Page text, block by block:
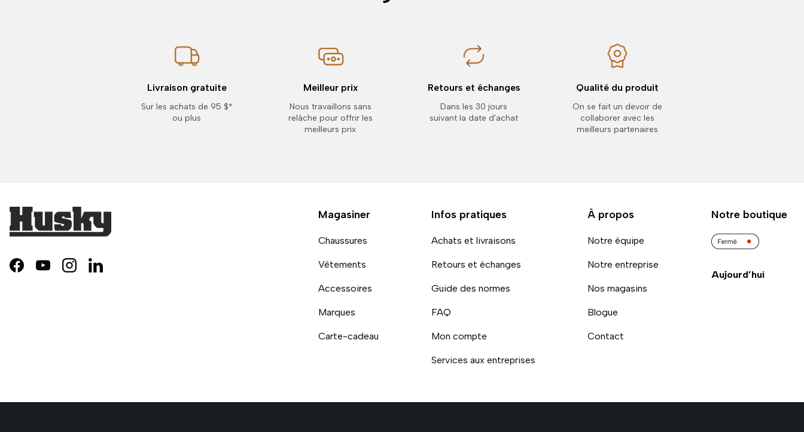
Livraison gratuite
Sur les achats de 95 $*
ou plus
Meilleur prix
Nous travaillons sans
relâche pour offrir les
meilleurs prix
Retours et échanges
Dans les 30 jours
suivant la date d'achat
Qualité du produit
On se fait un devoir de
collaborer avec les
meilleurs partenaires
FacebookYouTubeInstagramLinkedIn
Magasiner
Chaussures
Vêtements
Accessoires
Marques
Carte-cadeau
Infos pratiques
Achats et livraisons
Retours et échanges
Guide des normes
FAQ
Mon compte
Services aux entreprises
À propos
Notre équipe
Notre entreprise
Nos magasins
Blogue
Contact
Notre boutique
Aujourd’hui